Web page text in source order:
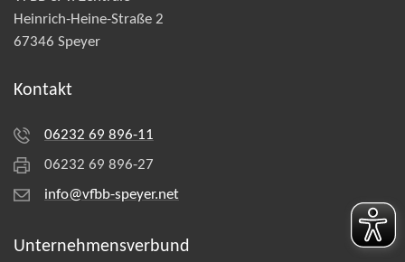
Heinrich-Heine-Straße 2
67346 Speyer
Kontakt
06232 69 896-11
06232 69 896-27
info@vfbb-speyer.net
Unternehmens­verbund